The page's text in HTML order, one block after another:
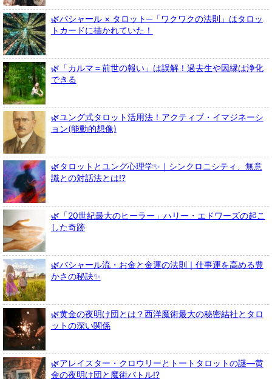
🌿バシャール × タロット─「ワクワクの法則」はタロッ
トカードに描かれていた！
🌿「カルマ＝前世の報い」は誤解！過去生や因縁は浄化
できる
🌿ユング式タロット活用法！アクティブ・イマジネーシ
ョン(能動的想像)
🌿タロットとユング心理学✨｜シンクロニシティ、無意
識との対話法とは!?
🌿「20世紀最大のヒーラー」ハリー・エドワーズの起こ
した奇跡
🌿バシャール流・お金と金運の法則｜仕事運を高める豊
かさの秘訣✨
🌿黄金の夜明け団とは？西洋魔術最大の秘密結社とタロ
ットの深い関係
🌿アレイスター・クロウリーとトートタロットの謎—黄
金の夜明け団と魔術バトル!?